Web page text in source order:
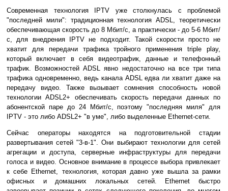
Современная технология IPTV уже столкнулась с проблемой
"последней мили": традиционная технология ADSL, теоретически
обеспечивающая скорость до 8 Мбит/с, а практически - до 5-6 Мбит/
с, для внедрения IPTV не подходит. Такой скорости просто не
хватит для передачи трафика тройного применения triple play,
который включает в себя видеотрафик, данные и телефонный
трафик. Возможностей ADSL явно недостаточно на все три типа
трафика одновременно, ведь канала ADSL едва ли хватит даже на
передачу видео. Также вызывает сомнения способность новой
технологии ADSL2+ обеспечивать скорость передачи данных по
абонентской паре до 24 Мбит/с, поэтому "последняя миля" для
IPTV - это либо ADSL2+ "в уме", либо выделенные Ethernet-сети.
Сейчас операторы находятся на подготовительной стадии
развертывания сетей "3-в-1". Они выбирают технологии для сетей
агрегации и доступа, серверные инфраструктуры для передачи
голоса и видео. Основное внимание в процессе выбора привлекает
к себе Ethernet, технология, которая давно уже вышла за рамки
офисных и домашних локальных сетей. Ethernet быстро